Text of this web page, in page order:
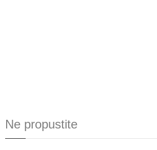
Ne propustite